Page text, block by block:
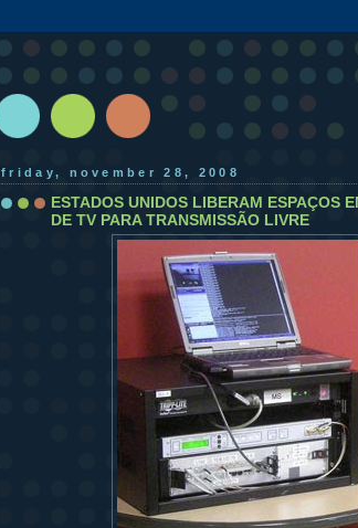
friday, november 28, 2008
ESTADOS UNIDOS LIBERAM ESPAÇOS
DE TV PARA TRANSMISSÃO LIVRE